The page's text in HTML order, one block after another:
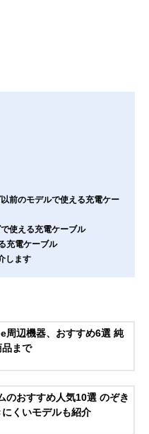
前のモデルで使える充電ケー
使える充電ケーブル
充電ケーブル
します
周辺機器、おすすめ6選 純
まで
のおすすめ人気10選 のぞき
くいモデルも紹介